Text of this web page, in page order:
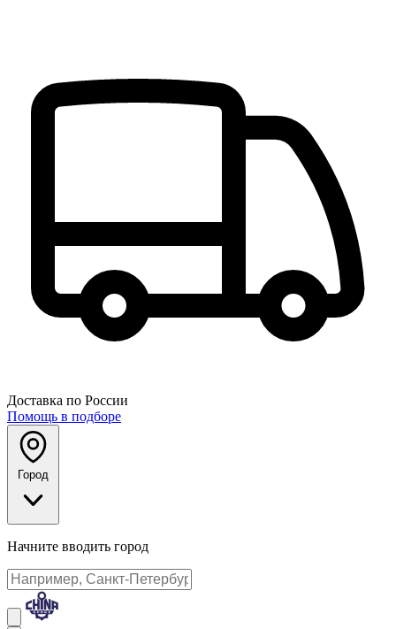
Доставка по России
Помощь в подборе
Город
Начните вводить город